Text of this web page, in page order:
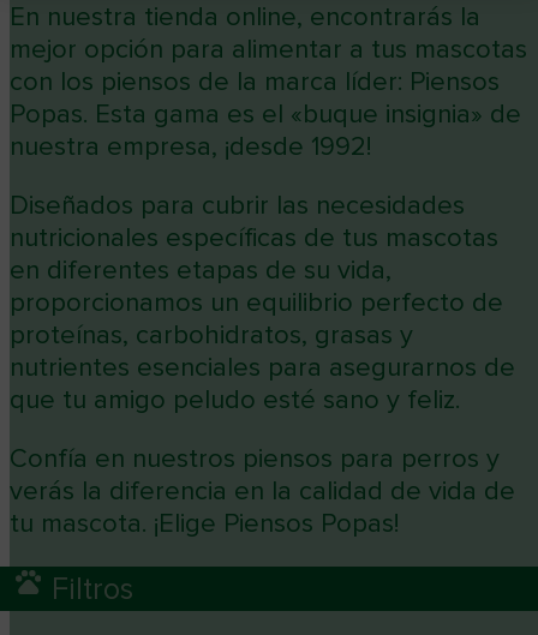
En nuestra tienda online, encontrarás la
mejor opción para alimentar a tus mascotas
con los piensos de la marca líder: Piensos
Popas. Esta gama es el «buque insignia» de
nuestra empresa, ¡desde 1992!
Diseñados para cubrir las necesidades
nutricionales específicas de tus mascotas
en diferentes etapas de su vida,
proporcionamos un equilibrio perfecto de
proteínas, carbohidratos, grasas y
nutrientes esenciales para asegurarnos de
que tu amigo peludo esté sano y feliz.
Confía en nuestros piensos para perros y
verás la diferencia en la calidad de vida de
tu mascota. ¡Elige Piensos Popas!
Filtros